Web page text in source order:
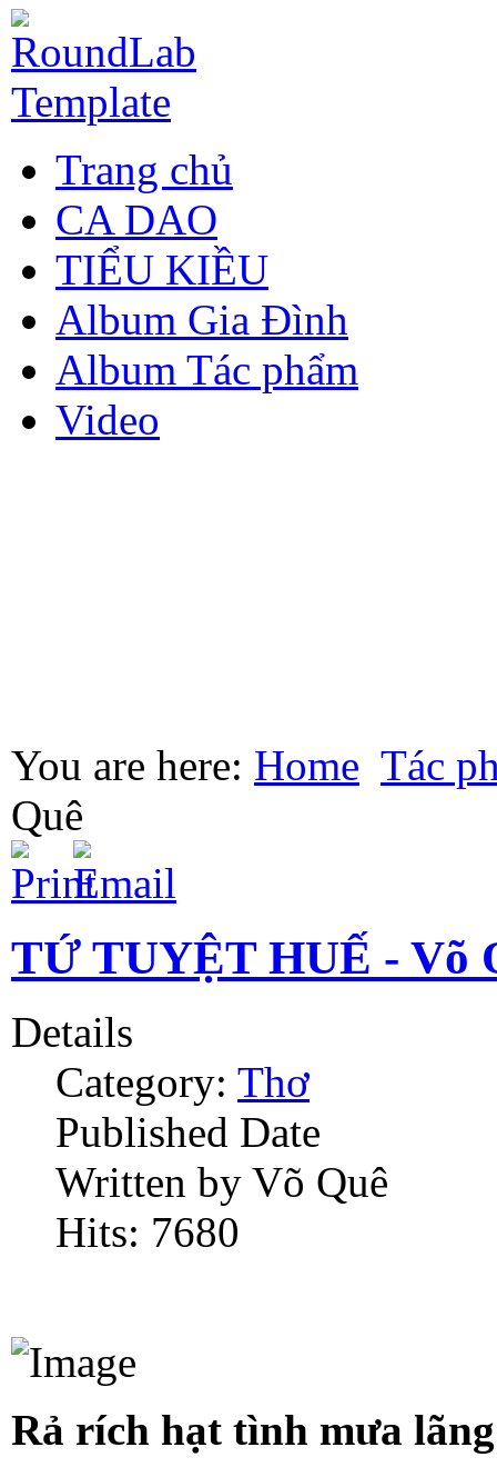
Trang chủ
CA DAO
TIỂU KIỀU
Album Gia Đình
Album Tác phẩm
Video
You are here: Home Tác
Quê
TỨ TUYỆT HUẾ - Võ
Details
Category: Thơ
Published Date
Written by Võ Quê
Hits: 7680
Rả rích hạt tình mưa